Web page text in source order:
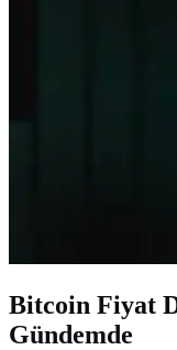
Bitcoin Fiyat
Gündemde